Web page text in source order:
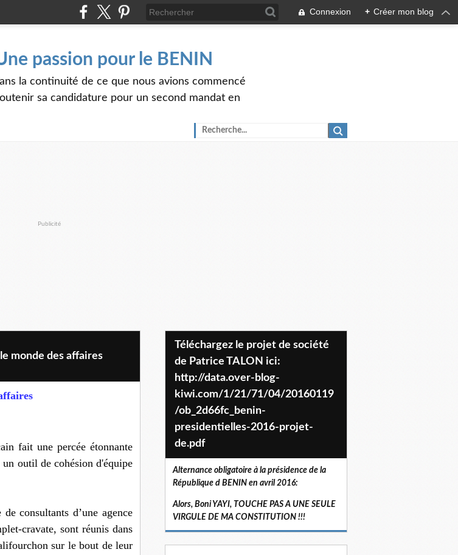
Connexion + Créer mon blog
passion pour le BENIN
la continuité de ce que nous avions commencé
sa candidature pour un second mandat en
Publicité
monde des affaires
fait une percée étonnante
outil de cohésion d'équipe
consultants d’une agence
cravate, sont réunis dans
sur le bout de leur
Téléchargez le projet de société
de Patrice TALON ici:
http://data.over-blog-
kiwi.com/1/21/71/04/20160119
/ob_2d66fc_benin-
presidentielles-2016-projet-
de.pdf
Alternance obligatoire à la présidence de la
République d BENIN en avril 2016:
Alors, Boni YAYI, TOUCHE PAS A UNE SEULE
VIRGULE DE MA CONSTITUTION !!!